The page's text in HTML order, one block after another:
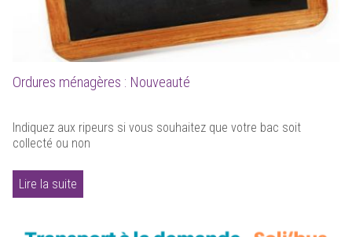
Ordures ménagères : Nouveauté
Indiquez aux ripeurs si vous souhaitez que votre bac soit
collecté ou non
Lire la suite